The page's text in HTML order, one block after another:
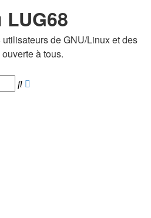
de GNU/Linux et des
à tous.
Rechercher